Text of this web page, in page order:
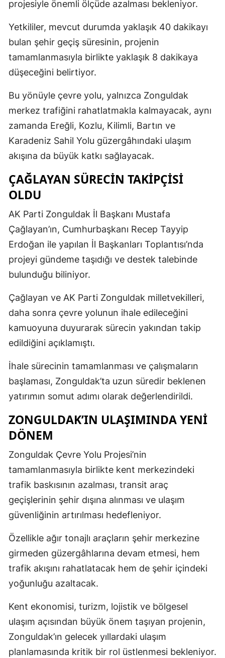
projesiyle önemli ölçüde azalması bekleniyor.
Yetkililer, mevcut durumda yaklaşık 40 dakikayı
bulan şehir geçiş süresinin, projenin
tamamlanmasıyla birlikte yaklaşık 8 dakikaya
düşeceğini belirtiyor.
Bu yönüyle çevre yolu, yalnızca Zonguldak
merkez trafiğini rahatlatmakla kalmayacak, aynı
zamanda Ereğli, Kozlu, Kilimli, Bartın ve
Karadeniz Sahil Yolu güzergâhındaki ulaşım
akışına da büyük katkı sağlayacak.
ÇAĞLAYAN SÜRECİN TAKİPÇİSİ
OLDU
AK Parti Zonguldak İl Başkanı Mustafa
Çağlayan’ın, Cumhurbaşkanı Recep Tayyip
Erdoğan ile yapılan İl Başkanları Toplantısı’nda
projeyi gündeme taşıdığı ve destek talebinde
bulunduğu biliniyor.
Çağlayan ve AK Parti Zonguldak milletvekilleri,
daha sonra çevre yolunun ihale edileceğini
kamuoyuna duyurarak sürecin yakından takip
edildiğini açıklamıştı.
İhale sürecinin tamamlanması ve çalışmaların
başlaması, Zonguldak’ta uzun süredir beklenen
yatırımın somut adımı olarak değerlendirildi.
ZONGULDAK’IN ULAŞIMINDA YENİ
DÖNEM
Zonguldak Çevre Yolu Projesi’nin
tamamlanmasıyla birlikte kent merkezindeki
trafik baskısının azalması, transit araç
geçişlerinin şehir dışına alınması ve ulaşım
güvenliğinin artırılması hedefleniyor.
Özellikle ağır tonajlı araçların şehir merkezine
girmeden güzergâhlarına devam etmesi, hem
trafik akışını rahatlatacak hem de şehir içindeki
yoğunluğu azaltacak.
Kent ekonomisi, turizm, lojistik ve bölgesel
ulaşım açısından büyük önem taşıyan projenin,
Zonguldak’ın gelecek yıllardaki ulaşım
planlamasında kritik bir rol üstlenmesi bekleniyor.